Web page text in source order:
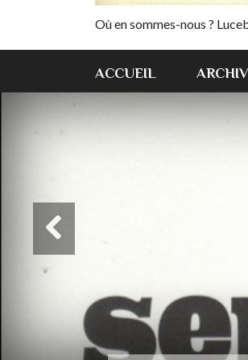
Où en sommes-nous ?
ACCUEIL